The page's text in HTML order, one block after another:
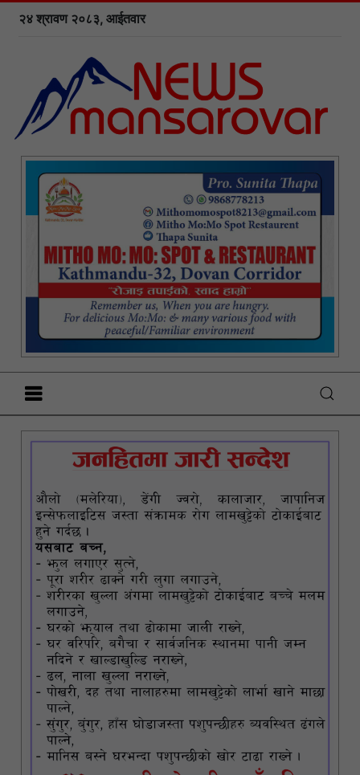
२४ श्रावण २०८३, आईतवार